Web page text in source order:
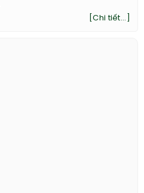
[Chi tiết...]